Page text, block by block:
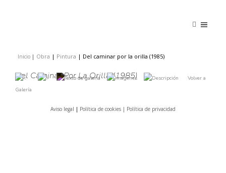
Inicio | Obra | Pintura | Del caminar por la orilla (1985)
Del Caminar Por La Orilla (1985)
Volver a
Galería
Aviso legal | Política de cookies | Política de privacidad